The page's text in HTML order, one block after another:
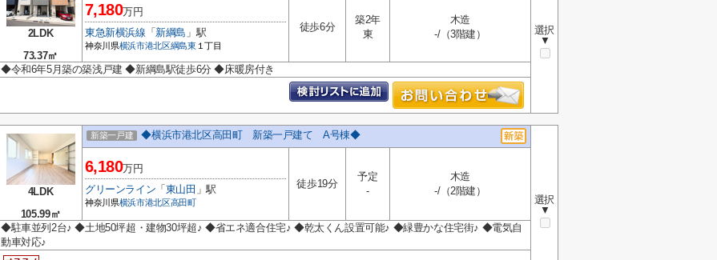
2LDK
73.37㎡
選択
▼
7,180万円
東急新横浜線 「 新綱島 」駅
神奈川県横浜市港北区綱島東１丁目
徒歩6分
築2年
東
木造
-/（3階建）
◆令和6年5月築の築浅戸建 ◆新綱島駅徒歩6分 ◆床暖房付き
4LDK
105.99㎡
新築一戸建 ◆横浜市港北区高田町 新築一戸建て A号棟◆
選択
▼
6,180万円
グリーンライン 「 東山田 」駅
神奈川県横浜市港北区高田町
徒歩19分
予定
-
木造
-/（2階建）
◆駐車並列2台♪ ◆土地50坪超・建物30坪超♪ ◆省エネ適合住宅♪ ◆乾太くん設置可能♪ ◆緑豊かな住宅街♪ ◆電気自
動車対応♪